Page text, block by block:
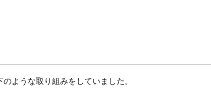
ような取り組みをしていました。